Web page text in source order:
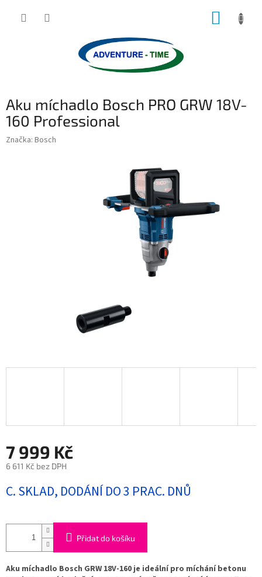
Aku míchadlo Bosch PRO GRW 18V-
160 Professional
Značka: Bosch
7 999 Kč
6 611 Kč bez DPH
cena:
C. SKLAD, DODÁNÍ DO 3 PRAC. DNŮ
Přidat do košíku
Aku míchadlo Bosch GRW 18V-160 je ideální pro míchání betonu